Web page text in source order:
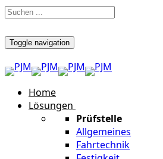
Toggle navigation
Home
Lösungen
Prüfstelle
Allgemeines
Fahrtechnik